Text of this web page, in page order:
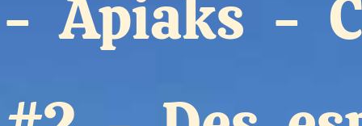
Réseau
-Apiaks -